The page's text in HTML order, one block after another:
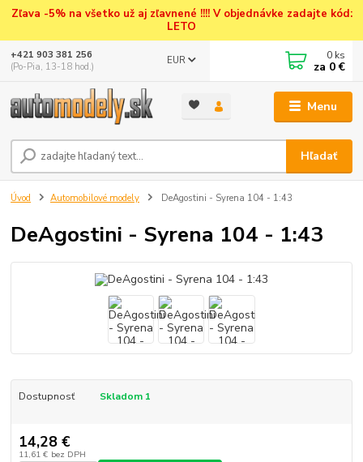
Zľava -5% na všetko už aj zľavnené !!!! V objednávke zadajte kód:
LETO
Menu
EUR
Hľadať
+421 903 381 256
(Po-Pia, 13-18 hod.)
0 ks
za 0 €
Úvod Automobilové modely DeAgostini - Syrena 104 - 1:43
DeAgostini - Syrena 104 - 1:43
Dostupnosť Skladom 1
14,28 €
11,61 € bez DPH